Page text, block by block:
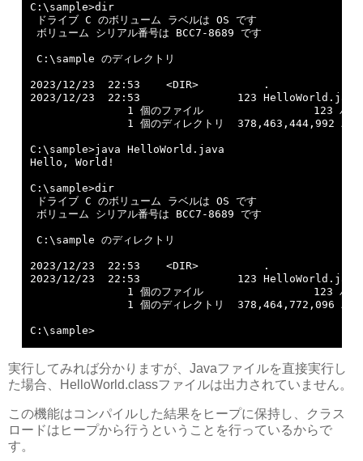
C:\sample>dir
ドライブ C のボリューム ラベルは OS です
ボリューム シリアル番号は BCC7-8689 です
C:\sample のディレクトリ
2023/12/23  22:53    <DIR>          .
2023/12/23  22:53               123 HelloWorld.java
1 個のファイル                 123 バイ
1 個のディレクトリ  378,463,444,992 バイ
C:\sample>java HelloWorld.java
Hello, World!
C:\sample>dir
ドライブ C のボリューム ラベルは OS です
ボリューム シリアル番号は BCC7-8689 です
C:\sample のディレクトリ
2023/12/23  22:53    <DIR>          .
2023/12/23  22:53               123 HelloWorld.java
1 個のファイル                 123 バイ
1 個のディレクトリ  378,464,772,096 バイ
C:\sample>
実行してみれば分かりますが、Javaファイルを直接実行し
た場合、HelloWorld.classファイルは出力されていません。
この機能はコンパイルした結果をヒープに保持し、クラス
ロードはヒープから行うということを行っているからで
す。